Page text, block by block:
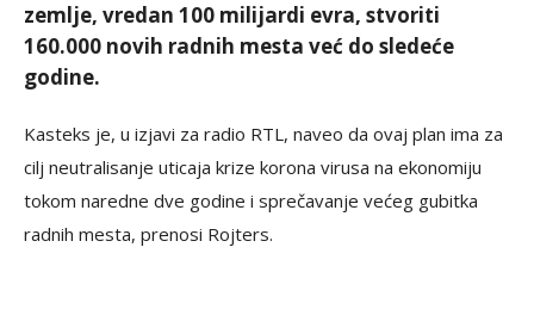
zemlje, vredan 100 milijardi evra, stvoriti
160.000 novih radnih mesta već do sledeće
godine.
Kasteks je, u izjavi za radio RTL, naveo da ovaj plan ima za
cilj neutralisanje uticaja krize korona virusa na ekonomiju
tokom naredne dve godine i sprečavanje većeg gubitka
radnih mesta, prenosi Rojters.